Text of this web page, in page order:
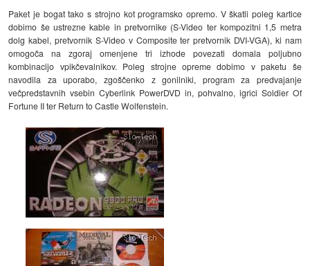
Paket je bogat tako s strojno kot programsko opremo. V škatli poleg kartice
dobimo še ustrezne kable in pretvornike (S-Video ter kompozitni 1,5 metra
dolg kabel, pretvornik S-Video v Composite ter pretvornik DVI-VGA), ki nam
omogoča na zgoraj omenjene tri izhode povezati domala poljubno
kombinacijo vpikčevalnikov. Poleg strojne opreme dobimo v paketu še
navodila za uporabo, zgoščenko z gonilniki, program za predvajanje
večpredstavnih vsebin Cyberlink PowerDVD in, pohvalno, igrici Soldier Of
Fortune II ter Return to Castle Wolfenstein.